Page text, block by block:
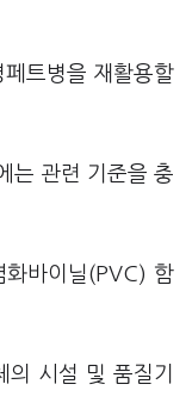
트병을 재활용할
는 관련 기준을 충
화바이닐(PVC) 함
시설 및 품질기